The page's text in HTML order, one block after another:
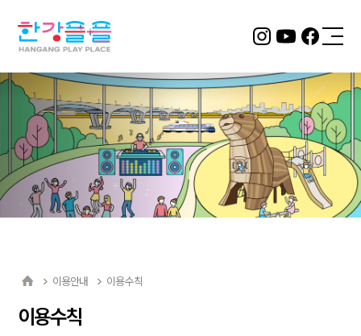
2층 서울
형 키즈카
페
뚝섬 자벌
레점
바로 알아
이용안내 이용수칙
이용수칙